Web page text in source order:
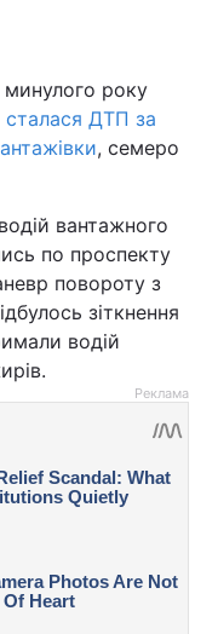
минулого року
сталася ДТП за
, семеро
вантажного
по проспекту
повороту з
зіткнення
водій
Реклама